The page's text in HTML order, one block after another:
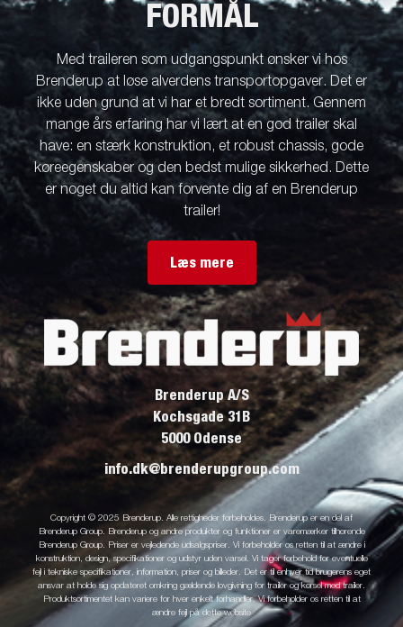
FORMÅL
Med traileren som udgangspunkt ønsker vi hos
Brenderup at løse alverdens transportopgaver. Det er
ikke uden grund at vi har et bredt sortiment. Gennem
mange års erfaring har vi lært at en god trailer skal
have: en stærk konstruktion, et robust chassis, gode
køreegenskaber og den bedst mulige sikkerhed. Dette
er noget du altid kan forvente dig af en Brenderup
trailer!
Læs mere
Brenderup A/S
Kochsgade 31B
5000 Odense
info.dk@brenderupgroup.com
Copyright © 2025 Brenderup. Alle rettigheder forbeholdes. Brenderup er en del af
Brenderup Group. Brenderup og andre produkter og funktioner er varemærker tilhørende
Brenderup Group. Priser er vejledende udsalgspriser. Vi forbeholder os retten til at ændre i
konstruktion, design, specifikationer og udstyr uden varsel. Vi tager forbehold for eventuelle
fejl i tekniske specifikationer, information, priser og billeder. Det er til enhver tid brugerens eget
ansvar at holde sig opdateret omkring gældende lovgivning for trailer og kørsel med trailer.
Produktsortimentet kan variere for hver enkelt forhandler. Vi forbeholder os retten til at
ændre fejl på dette website